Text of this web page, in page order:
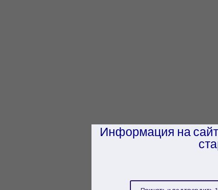
Информация на